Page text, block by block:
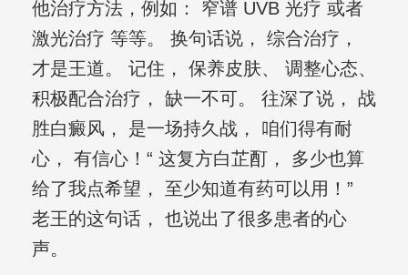
他治疗方法，例如： 窄谱 UVB 光疗 或者
激光治疗 等等。 换句话说， 综合治疗，
才是王道。 记住， 保养皮肤、 调整心态、
积极配合治疗， 缺一不可。 往深了说， 战
胜白癜风， 是一场持久战， 咱们得有耐
心， 有信心！“ 这复方白芷酊， 多少也算
给了我点希望， 至少知道有药可以用！”
老王的这句话， 也说出了很多患者的心
声。